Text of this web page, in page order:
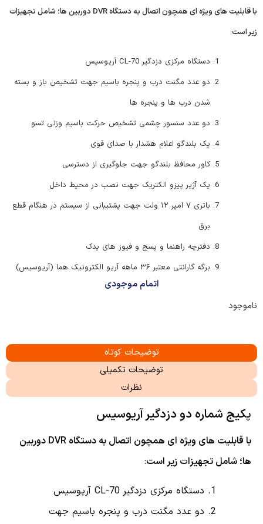
با قابلیت های ویژه ای همچون اتصال به دستگاه DVR دوربین ها؛ شامل تجهیزات
زیر است:
دستگاه مرکزی دزدگیر CL-70 آریوسیس
دو عدد مگنت درب و پنجره باسیم جهت تشخیص باز و بسته
شدن درب ها و پنجره ها
دو عدد سنسور چشمی تشخیص حرکت باسیم وزنی تسو
یک بلندگو اعلام هشدار با صدای قوی
کاور محافظ بلندگو جهت جلوگیری از دسترسی
یک آژیر پیزو الکتریک جهت نصب در محیط داخل
باتری ۷ امپر ۱۲ ولت جهت پشتیبانی از سیستم در هنگام قطع
برق
دفترچه راهنما و پسج و فیوز های یدک
برگه گارانتی معتبر ۳۶ ماهه آریو الکترونیک هما (آریوسیس)
اتمام موجودی
ناموجود
توضیحات کوتاه
توضیحات تکمیلی
نظرات
پکیج شماره دو دزدگیر آریوسیس
با قابلیت های ویژه ای همچون اتصال به دستگاه DVR دوربین
ها؛ شامل تجهیزات زیر است:
دستگاه مرکزی دزدگیر CL-70 آریوسیس
دو عدد مگنت درب و پنجره باسیم جهت